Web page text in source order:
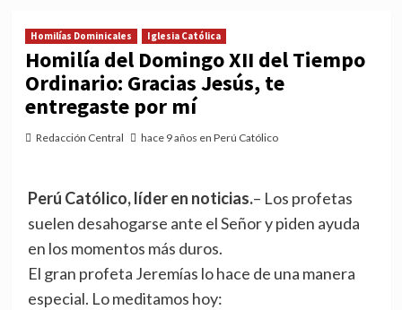
Homilías Dominicales Iglesia Católica
Homilía del Domingo XII del Tiempo
Ordinario: Gracias Jesús, te
entregaste por mí
Redacción Central hace 9 años en Perú Católico
Perú Católico, líder en noticias.– Los profetas
suelen desahogarse ante el Señor y piden ayuda
en los momentos más duros.
El gran profeta Jeremías lo hace de una manera
especial. Lo meditamos hoy: